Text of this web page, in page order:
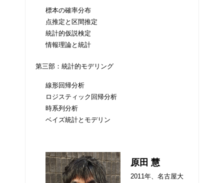
標本の確率分布
点推定と区間推定
統計的仮説検定
情報理論と統計
第三部：統計的モデリング
線形回帰分析
ロジスティック回帰分析
時系列分析
ベイズ統計とモデリン
原田 慧
2011年、名古屋大